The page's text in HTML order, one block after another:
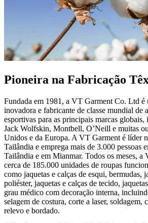
Pioneira na Fabricação
Fundada em 1981, a VT Garment Co. Ltd é
inovadora e fabricante de classe mundial de
esportivas para as principais marcas
Jack Wolfskin, Montbell, O’Neill e muitas
Unidos e da Europa. A VT Garment é líder
Tailândia e emprega mais de 3.000 pessoas
Tailândia e em Mianmar. Todos os meses,
cerca de 185.000 unidades de roupas
como jaquetas e calças de esqui, bermudas,
poliéster, jaquetas e calças de tecido,
grau médico com decoração interna,
selagem de costura, corte a laser, soldagem,
relevo e bordado.